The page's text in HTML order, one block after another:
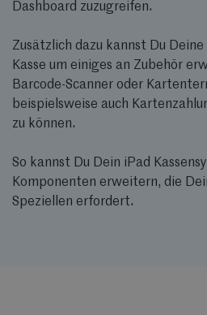
Dashboard zuzugreifen.
Zusätzlich dazu kannst Du
Kasse um einiges an Zubehör
Barcode-Scanner oder
beispielsweise auch
zu können.
So kannst Du Dein iPad
Komponenten erweitern, die
Speziellen erfordert.